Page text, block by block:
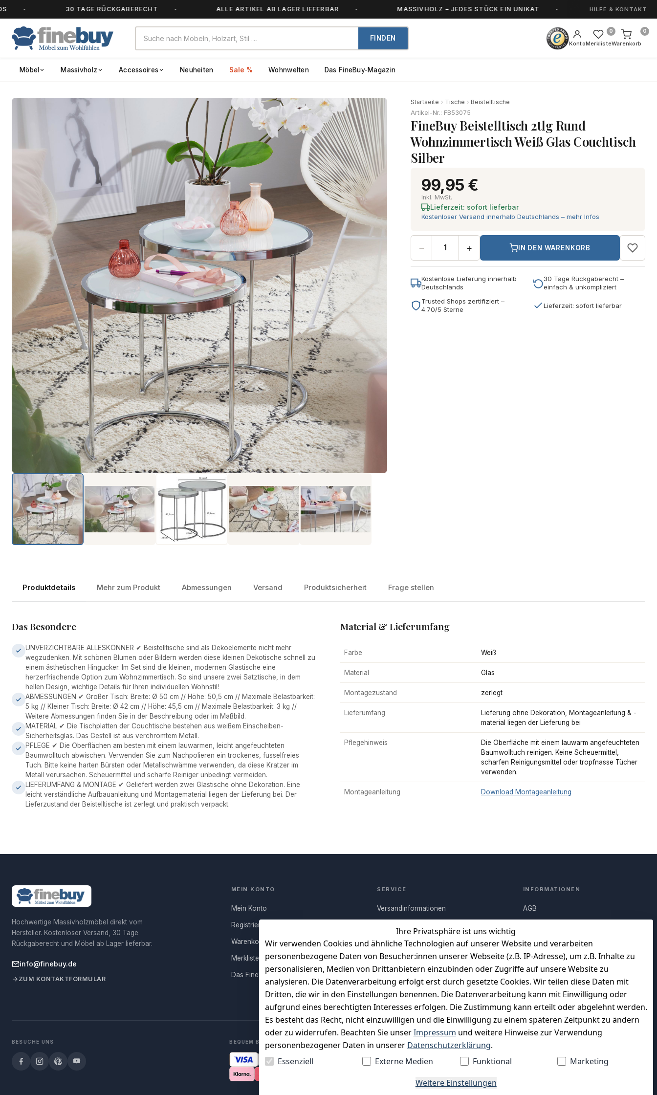
30 TAGE RÜCKGABERECHT ALLE ARTIKEL AB LAGER LIEFERBAR MASSIVHOLZ – JEDES STÜCK EIN UNIKAT HANDGEFERTIGT IN
HILFE & KONTAKT
FINDEN
KontoMerkliste
0
Warenkorb
0
Möbel Massivholz Accessoires Neuheiten Sale % Wohnwelten Das FineBuy-Magazin
Startseite Tische
Beistelltische
Artikel-Nr.: FB53075
FineBuy Beistelltisch 2tlg Rund
Wohnzimmertisch Weiß Glas Couchtisch
Silber
99,95 €
Inkl. MwSt.
Lieferzeit: sofort lieferbar
Kostenloser Versand innerhalb Deutschlands – mehr Infos
− + IN DEN WARENKORB
Kostenlose Lieferung innerhalb
Deutschlands
30 Tage Rückgaberecht –
einfach & unkompliziert
Trusted Shops zertifiziert –
4.70/5 Sterne
Lieferzeit: sofort lieferbar
Produktdetails Mehr zum Produkt Abmessungen Versand Produktsicherheit Frage stellen
Das Besondere
UNVERZICHTBARE ALLESKÖNNER ✔ Beistelltische sind als Dekoelemente nicht mehr
wegzudenken. Mit schönen Blumen oder Bildern werden diese kleinen Dekotische schnell zu
einem ästhetischen Hingucker. Im Set sind die kleinen, modernen Glastische eine
herzerfrischende Option zum Wohnzimmertisch. So sind unsere zwei Satztische, in dem
hellen Design, wichtige Details für Ihren individuellen Wohnstil!
ABMESSUNGEN ✔ Großer Tisch: Breite: Ø 50 cm // Höhe: 50,5 cm // Maximale Belastbarkeit:
5 kg // Kleiner Tisch: Breite: Ø 42 cm // Höhe: 45,5 cm // Maximale Belastbarkeit: 3 kg //
Weitere Abmessungen finden Sie in der Beschreibung oder im Maßbild.
MATERIAL ✔ Die Tischplatten der Couchtische bestehen aus weißem Einscheiben-
Sicherheitsglas. Das Gestell ist aus verchromtem Metall.
PFLEGE ✔ Die Oberflächen am besten mit einem lauwarmen, leicht angefeuchteten
Baumwolltuch abwischen. Verwenden Sie zum Nachpolieren ein trockenes, fusselfreies
Tuch. Bitte keine harten Bürsten oder Metallschwämme verwenden, da diese Kratzer im
Metall verursachen. Scheuermittel und scharfe Reiniger unbedingt vermeiden.
LIEFERUMFANG & MONTAGE ✔ Geliefert werden zwei Glastische ohne Dekoration. Eine
leicht verständliche Aufbauanleitung und Montagematerial liegen der Lieferung bei. Der
Lieferzustand der Beistelltische ist zerlegt und praktisch verpackt.
Material & Lieferumfang
Farbe Weiß
Material Glas
Montagezustand zerlegt
Lieferumfang
Lieferung ohne Dekoration, Montageanleitung & -
material liegen der Lieferung bei
Pflegehinweis
Die Oberfläche mit einem lauwarm angefeuchteten
Baumwolltuch reinigen. Keine Scheuermittel,
scharfen Reinigungsmittel oder tropfnasse Tücher
verwenden.
Montageanleitung Download Montageanleitung
Ihre Privatsphäre ist uns wichtig
Wir verwenden Cookies und ähnliche Technologien auf unserer Website und verarbeiten
personenbezogene Daten von Besucher:innen unserer Webseite (z.B. IP-Adresse), um z.B. Inhalte zu
personalisieren, Medien von Drittanbietern einzubinden oder Zugriffe auf unsere Website zu
analysieren. Die Datenverarbeitung erfolgt erst durch gesetzte Cookies. Wir teilen diese Daten mit
Dritten, die wir in den Einstellungen benennen. Die Datenverarbeitung kann mit Einwilligung oder
aufgrund eines berechtigten Interesses erfolgen. Die Zustimmung kann erteilt oder abgelehnt werden.
Es besteht das Recht, nicht einzuwilligen und die Einwilligung zu einem späteren Zeitpunkt zu ändern
oder zu widerrufen. Beachten Sie unserImpressum und weitere Hinweise zur Verwendung
personenbezogener Daten in unserer Datenschutzerklärung.
Essenziell
Externe Medien Funktional
Marketing
Weitere Einstellungen
Hochwertige Massivholzmöbel direkt vom
Hersteller. Kostenloser Versand, 30 Tage
Rückgaberecht und Möbel ab Lager lieferbar.
info@finebuy.de
ZUM KONTAKTFORMULAR
MEIN KONTO
Mein Konto
Registrieren
Warenkorb
Merkliste
Das FineBuy-Magazin
SERVICE
Versandinformationen
Rücksendung
Persönlicher Rückruf
Vertrag widerrufen
INFORMATIONEN
AGB
Datenschutz
Impressum
Charity & Wohltätigkeit
BESUCHE UNS BEQUEM BEZAHLEN MIT WIR VERSENDEN MIT